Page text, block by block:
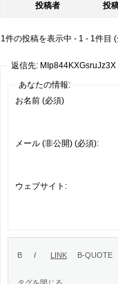
投稿者 投
1件の投稿を表示中 - 1 - 1件目
返信先: MIp844KXGsruJz3X
あなたの情報:
お名前 (必須)
メール (非公開) (必須):
ウェブサイト: